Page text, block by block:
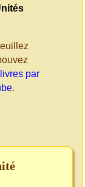
livres par
.